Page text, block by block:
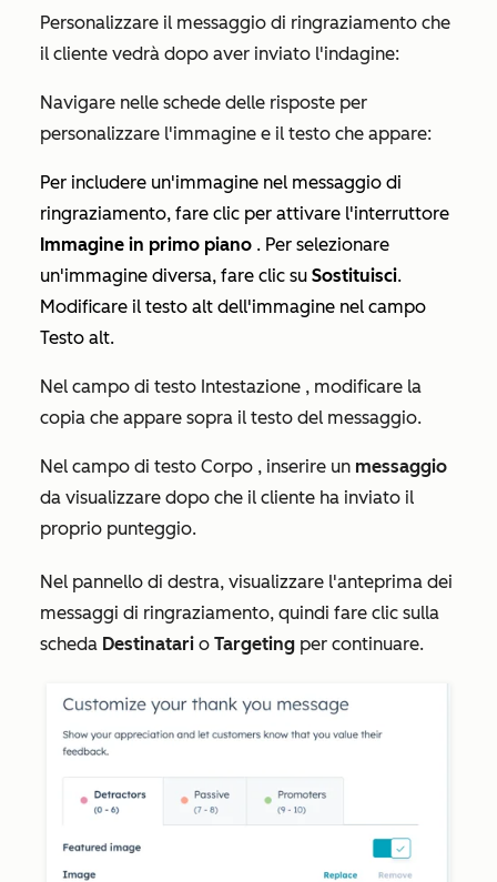
Personalizzare il messaggio di ringraziamento che
il cliente vedrà dopo aver inviato l'indagine:
Navigare nelle schede delle risposte per
personalizzare l'immagine e il testo che appare:
Per includere un'immagine nel messaggio di
ringraziamento, fare clic per attivare l'interruttore
Immagine in primo piano . Per selezionare
un'immagine diversa, fare clic su Sostituisci.
Modificare il testo alt dell'immagine nel campo
Testo alt.
Nel campo di testo Intestazione , modificare la
copia che appare sopra il testo del messaggio.
Nel campo di testo Corpo , inserire un messaggio
da visualizzare dopo che il cliente ha inviato il
proprio punteggio.
Nel pannello di destra, visualizzare l'anteprima dei
messaggi di ringraziamento, quindi fare clic sulla
scheda Destinatari o Targeting per continuare.